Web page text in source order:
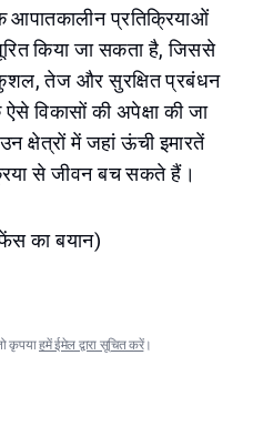
आपातकालीन प्रतिक्रियाओं
किया जा सकता है, जिससे
तेज और सुरक्षित प्रबंधन
विकासों की अपेक्षा की जा
क्षेत्रों में जहां ऊंची इमारतें
से जीवन बच सकते हैं।
का बयान)
कृपयाहमें ईमेल द्वारा सूचित करें।